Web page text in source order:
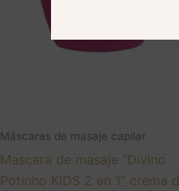
Máscaras de masaje capilar
Mascara de masaje “Divino
Potinho KIDS 2 en 1” crema